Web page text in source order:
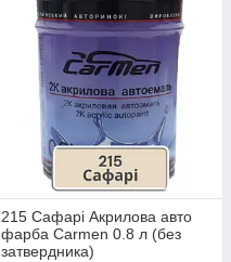
215 Сафарі Акрилова авто
фарба Carmen 0.8 л (без
затвердника)